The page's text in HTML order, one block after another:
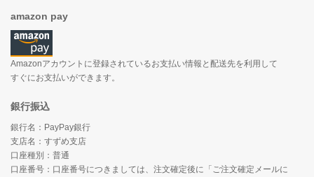
amazon pay
Amazonアカウントに登録されているお支払い情報と配送先を利用して
すぐにお支払いができます。
銀行振込
銀行名：PayPay銀行
支店名：すずめ支店
口座種別：普通
口座番号：口座番号につきましては、注文確定後に「ご注文確定メールに